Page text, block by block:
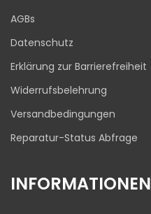
AGBs
Datenschutz
Erklärung zur Barrierefreiheit
Widerrufsbelehrung
Versandbedingungen
Reparatur-Status Abfrage
INFORMATIONEN